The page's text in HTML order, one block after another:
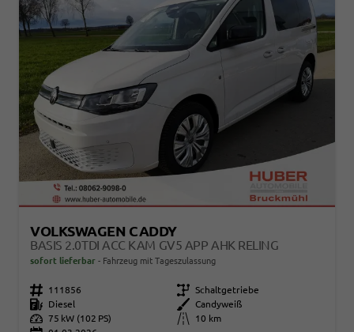
VOLKSWAGEN CADDY
BASIS 2.0TDI ACC KAM GV5 APP AHK RELING
sofort lieferbar Fahrzeug mit Tageszulassung
Fahrzeugnr. 111856 Getriebe Schaltgetriebe
Kraftstoff
Diesel Außenfarbe
Candyweiß
Leistung 75 kW (102 PS) Kilometerstand
10 km